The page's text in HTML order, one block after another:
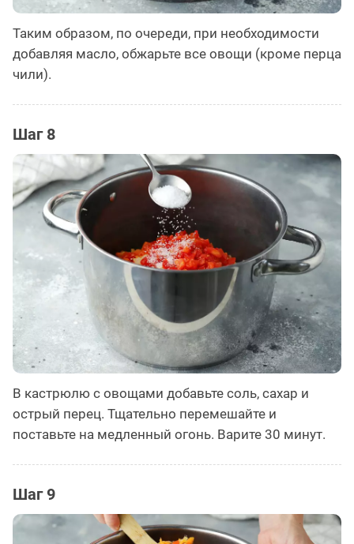
Таким образом, по очереди, при необходимости
добавляя масло, обжарьте все овощи (кроме перца
чили).
Шаг 8
В кастрюлю с овощами добавьте соль, сахар и
острый перец. Тщательно перемешайте и
поставьте на медленный огонь. Варите 30 минут.
Шаг 9